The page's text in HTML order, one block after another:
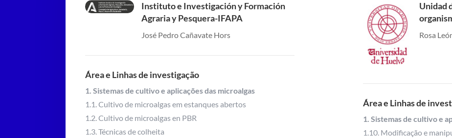
Instituto e Investigación y Formación
Agraria y Pesquera-IFAPA
José Pedro Cañavate Hors
Área e Linhas de investigação
1. Sistemas de cultivo e aplicações das microalgas
1.1. Cultivo de microalgas em estanques abertos
1.2. Cultivo de microalgas en PBR
1.3. Técnicas de colheita
Unidad
Rosa
Área e Linhas de
1. Sistemas de cultivo e
1.10. Modificação e